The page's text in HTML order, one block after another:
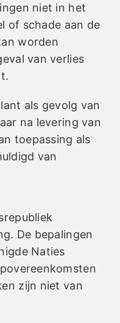
niet in het
of schade aan de
worden
van verlies
als gevolg van
na levering van
toepassing als
van
De bepalingen
Naties
zijn niet van